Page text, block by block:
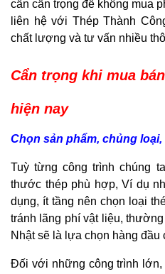
cần cẩn trọng để không mua
liên hệ với Thép Thành
chất lượng và tư vấn nhiều
Cẩn trọng khi mua
hiện nay
Chọn sản phẩm, chủng
Tuỳ từng công trình chúng
thước thép phù hợp, Ví dụ
dụng, ít tầng nên chọn loại
tránh lãng phí vật liệu,
Nhật sẽ là lựa chọn hàng đầu
Đối với những công trình lớn,